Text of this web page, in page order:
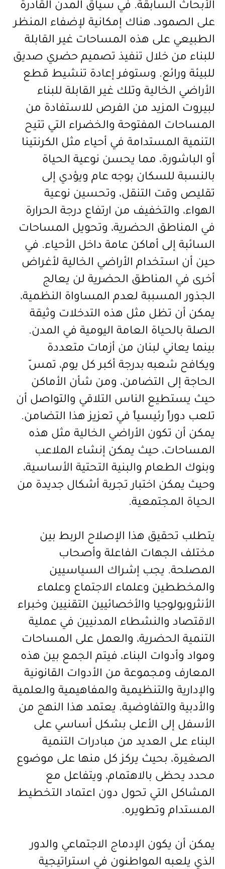
الأبحاث السابقة. في سياق المدن القادرة
على الصمود، هناك إمكانية لإضفاء المنظر
الطبيعي على هذه المساحات غير القابلة
للبناء من خلال تنفيذ تصميم حضري صديق
للبيئة ورائع. وستوفر إعادة تنشيط قطع
الأراضي الخالية وتلك غير القابلة للبناء
لبيروت المزيد من الفرص للاستفادة من
المساحات المفتوحة والخضراء التي تتيح
التنمية المستدامة في أحياء مثل الكرنتينا
أو الباشورة، مما يحسن نوعية الحياة
بالنسبة للسكان بوجه عام ويؤدي إلى
تقليص وقت التنقل، وتحسين نوعية
الهواء، والتخفيف من ارتفاع درجة الحرارة
في المناطق الحضرية، وتحويل المساحات
السائبة إلى أماكن عامة داخل الأحياء. في
حين أن استخدام الأراضي الخالية لأغراض
أخرى في المناطق الحضرية لن يعالج
الجذور المسببة لعدم المساواة النظمية،
يمكن أن تظل مثل هذه التدخلات وثيقة
الصلة بالحياة العامة اليومية في المدن.
بينما يعاني لبنان من أزمات متعددة
ويكافح شعبه بدرجة أكبر كل يوم، تمسّ
الحاجة إلى التضامن، ومن شأن الأماكن
حيث يستطيع الناس التلاقي والتواصل أن
تلعب دوراً رئيسياً في تعزيز هذا التضامن.
يمكن أن تكون الأراضي الخالية مثل هذه
المساحات، حيث يمكن إنشاء الملاعب
وبنوك الطعام والبنية التحتية الأساسية،
وحيث يمكن اختبار تجربة أشكال جديدة من
الحياة المجتمعية.
يتطلب تحقيق هذا الإصلاح الربط بين
مختلف الجهات الفاعلة وأصحاب
المصلحة. يجب إشراك السياسيين
والمخططين وعلماء الاجتماع وعلماء
الأنثروبولوجيا والأخصائيين التقنيين وخبراء
الاقتصاد والنشطاء المدنيين في عملية
التنمية الحضرية، والعمل على المساحات
ومواد وأدوات البناء، فيتم الجمع بين هذه
المعارف ومجموعة من الأدوات القانونية
والإدارية والتنظيمية والمفاهيمية والعلمية
والأدبية والتفاوضية. يعتمد هذا النهج من
الأسفل إلى الأعلى بشكل أساسي على
البناء على العديد من مبادرات التنمية
الصغيرة، بحيث يركز كل منها على موضوع
محدد يحظى بالاهتمام، ويتفاعل مع
المشاكل التي تحول دون اعتماد التخطيط
المستدام وتطويره.
يمكن أن يكون الإدماج الاجتماعي والدور
الذي يلعبه المواطنون في استراتيجية